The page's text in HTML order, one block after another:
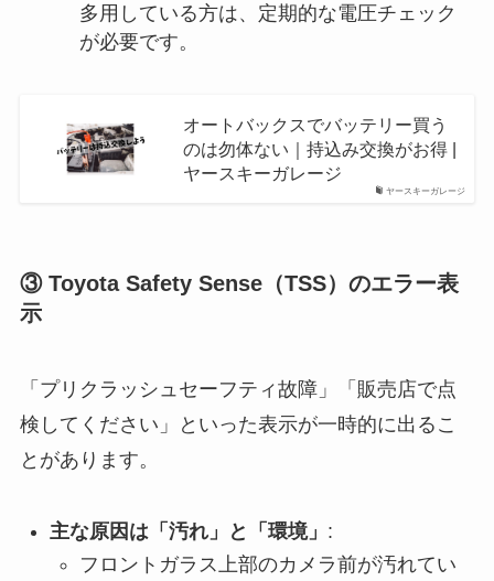
多用している方は、定期的な電圧チェック
が必要です。
ヤースキーガレージ
オートバックスでバッテリー買う
のは勿体ない｜持込み交換がお得 |
ヤースキーガレージ
③ Toyota Safety Sense（TSS）のエラー表
示
「プリクラッシュセーフティ故障」「販売店で点
検してください」といった表示が一時的に出るこ
とがあります。
主な原因は「汚れ」と「環境」 :
フロントガラス上部のカメラ前が汚れてい